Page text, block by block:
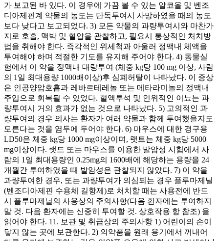
가 보고된 바 있다. 이 경우에 가끔 볼 수 있는 알코올 및 벤조
디아제핀계 약물의 농도는 단독투여시 사망하였을 때의 농도
보다 낮다고 보고되었다. 3) 모든 약물의 과량투여시와 마찬가
지로 호흡, 맥박 및 혈압을 관찰하고, 필요시 통상적인 처치방
법을 취해야 한다. 즉각적인 위세척과 아울러 정맥내 체액을
투여해야 하며 적절한 기도를 유지해 주어야 한다. 4) 동물실
험에서 이 약을 정맥내 대량투여 (체중 kg당 100 mg 이상, 사람
의 1일 최대용량 1000배이상)후 심폐허탈이 나타났다. 이 증상
은 인공양압호흡과 레바르테레놀 또는 메타라미놀의 정맥내
주입으로 회복될 수 있었다. 혈액투석 및 인위적인 이뇨는 과
량투여시 거의 효과가 없는 것으로 나타났다. 5) 고의적인 과
량투여의 경우 의사는 환자가 여러 약물과 함께 투여했을지도
모른다는 것을 염두에 두어야 한다. 6) 마우스에 대한 경구용
LD50은 체중 kg당 1000 mg이상이며, 랫트는 체중 kg당 5000
mg이상이다. 랫드 또는 마우스를 이용한 발암성 시험에서 사
람의 1일 최대용량인 0.25mg의 1600배에 해당하는 용량을 24
개월간 투여하였을 때 발암성은 관찰되지 않았다. 7) 이 약을
과량투여한 경우, 또는 과량투여가 의심되는 경우 플루마제닐
(벤조디아제핀 수용체 길항제)로 처치할 때는 사용전에 반드
시 플루마제닐의 사용상의 주의사항(다음 환자에는 투여하지
말 것. 다음 환자에는 신중히 투여할 것. 상호작용 항 참조) 을
읽어야 한다. 11. 보관 및 취급상의 주의사항 1) 어린이의 손이
닿지 않는 곳에 보관한다. 2) 의약품을 원래 용기에서 꺼내어